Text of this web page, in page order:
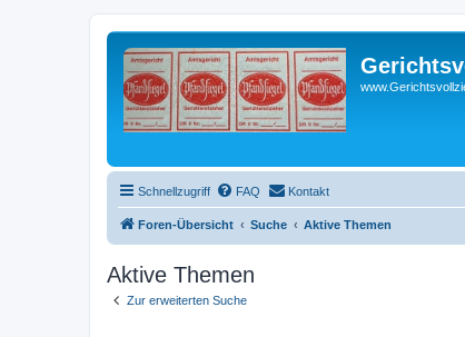
Schnellzugriff FAQ Kontakt
Foren-Übersicht Suche Aktive Themen
Aktive Themen
Zur erweiterten Suche